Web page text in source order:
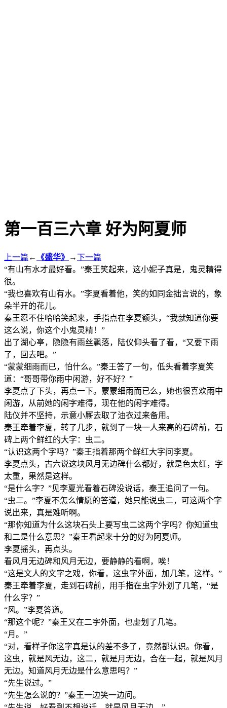
第一百三六章 好为阿夏师
上一篇 ← 《盛华》 →下一篇
“有山有水才最好看。”秦王笑起来，这小妮子真是，鬼灵精得
很。
“我也喜欢有山有水。”李夏看着他，笑的如同金拙言说的，象
朵半开的花儿。
秦王忍不住哈哈笑起来，手指点在李夏额头，“我就知道你要
这么说，你这个小鬼灵精！”
出了湖心亭，隐隐有雨丝飘落，陆仪仰头看了看，“又要下雨
了，回去吧。”
“蒙蒙细雨而已，怕什么。”秦王答了一句，低头看着李夏笑
道：“哥哥带你雨中闲游，好不好？”
李夏点了下头，再点一下。蒙蒙细雨而已么，她也很喜欢雨中
闲游，从前她的闲字难得，现在他的闲字难得。
陆仪并不坚持，示意小厮去取了油衣过来备用。
秦王牵着李夏，转了几步，就到了一块一人来高的石碑前，石
碑上两个鲜红的大字：虫二。
“认识这两个字吗？”秦王指着那两个鲜红大字问李夏。
李夏点头，古六说这块风月无边碑什么都好，就是色太红，字
太重，果然是这样。
“是什么字？”见李夏光看着石碑没说话，秦王追问了一句。
“虫二。”李夏不怎么情愿的答道，她只能说虫二，可这两个字
说出来，真是难听啊。
“那你知道为什么这块石头上要写虫二这两个字吗？你知道虫
和二是什么意思？”秦王看起来十分的好为阿夏师。
李夏摇头，再点头。
看风月无边碑和风月无边，要静静的看啊，唉！
“这是文人的文字之戏，你看，这虫字外面，加几笔，这样。”
秦王牵着李夏，走到石碑前，用手指在虫字外划了几笔，“是
什么字？”
“风。”李夏答道。
“那这个呢？”秦王又在二字外面，也虚划了几笔。
“月。”
“对，看样子你这字真是认的差不多了，竟然都认识。你看，
这虫，就是风无边，这二，就是月无边，合在一起，就是风月
无边。知道风月无边是什么意思吗？”
“先生说过。”
“先生怎么说的？”秦王一边笑一边问。